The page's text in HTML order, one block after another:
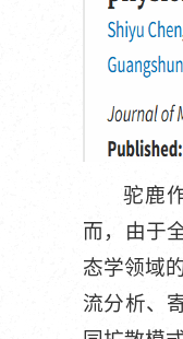
驼鹿
而，由于
态学领域
流分析、